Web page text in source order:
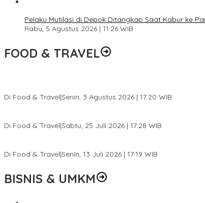
Pelaku Mutilasi di Depok Ditangkap Saat Kabur ke
Rabu, 5 Agustus 2026 | 11:26 WIB
FOOD & TRAVEL
Di Food & Travel|Senin, 3 Agustus 2026 | 17:20 WIB
Di Food & Travel|Sabtu, 25 Juli 2026 | 17:28 WIB
Di Food & Travel|Senin, 13 Juli 2026 | 17:19 WIB
BISNIS & UMKM